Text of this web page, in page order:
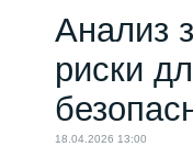
Анализ
риски
18.04.2026 13:00